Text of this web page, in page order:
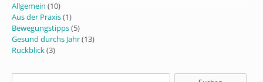
Allgemein (10)
Aus der Praxis(1)
Bewegungstipps(5)
Gesund durchs Jahr(13)
Rückblick(3)